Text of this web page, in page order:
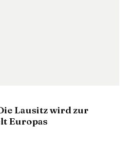
Lausitz wird zur
Europas